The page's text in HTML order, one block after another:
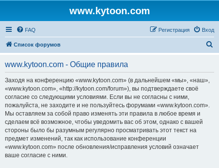
www.kytoon.com
FAQ Вход
Регистрация
Список форумов
www.kytoon.com - Общие правила
Заходя на конференцию «www.kytoon.com» (в дальнейшем «мы», «наш»,
«www.kytoon.com», «http://kytoon.com/forum»), вы подтверждаете своё
согласие со следующими условиями. Если вы не согласны с ними,
пожалуйста, не заходите и не пользуйтесь форумами «www.kytoon.com».
Мы оставляем за собой право изменять эти правила в любое время и
сделаем всё возможное, чтобы уведомить вас об этом, однако с вашей
стороны было бы разумным регулярно просматривать этот текст на
предмет изменений, так как использование конференции
«www.kytoon.com» после обновления/исправления условий означает
ваше согласие с ними.